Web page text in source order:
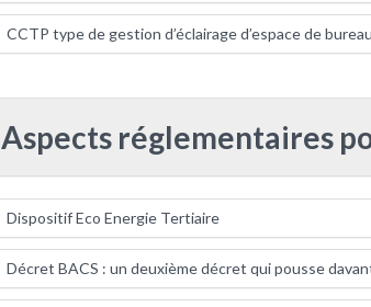
CCTP type de gestion d’éclairage d’espace de
Aspects réglementaires
Dispositif Eco Energie Tertiaire
Décret BACS : un deuxième décret qui pousse